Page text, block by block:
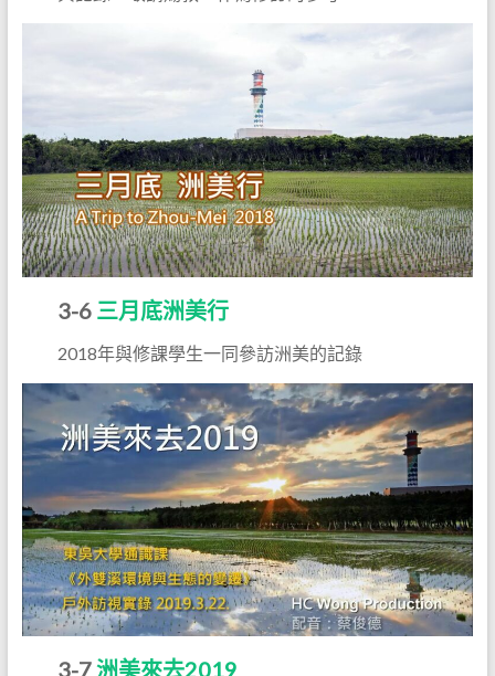
3-6 三月底洲美行
2018年與修課學生一同參訪洲美的記錄
3-7洲美來去2019